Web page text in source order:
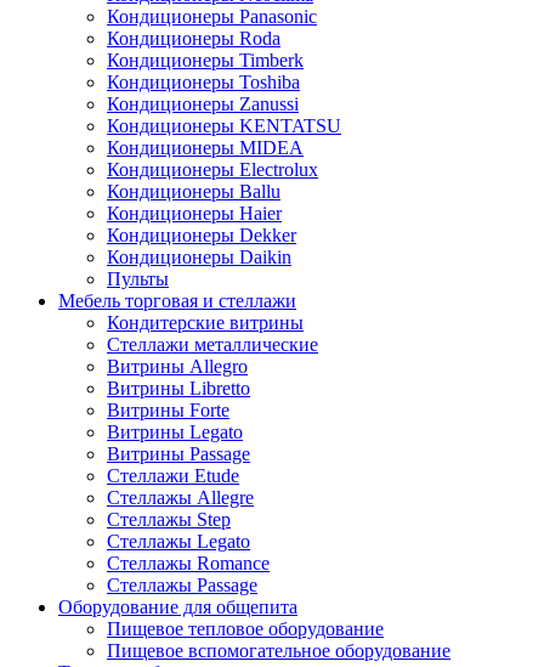
Кондиционеры Panasonic
Кондиционеры Roda
Кондиционеры Timberk
Кондиционеры Toshiba
Кондиционеры Zanussi
Кондиционеры KENTATSU
Кондиционеры MIDEA
Кондиционеры Electrolux
Кондиционеры Ballu
Кондиционеры Haier
Кондиционеры Dekker
Кондиционеры Daikin
Пульты
Мебель торговая и стеллажи
Кондитерские витрины
Стеллажи металлические
Витрины Allegro
Витрины Libretto
Витрины Forte
Витрины Legato
Витрины Passage
Стеллажи Etude
Стеллажы Allegre
Стеллажы Step
Стеллажы Legato
Стеллажы Romance
Стеллажы Passage
Оборудование для общепита
Пищевое тепловое оборудование
Пищевое вспомогательное оборудование